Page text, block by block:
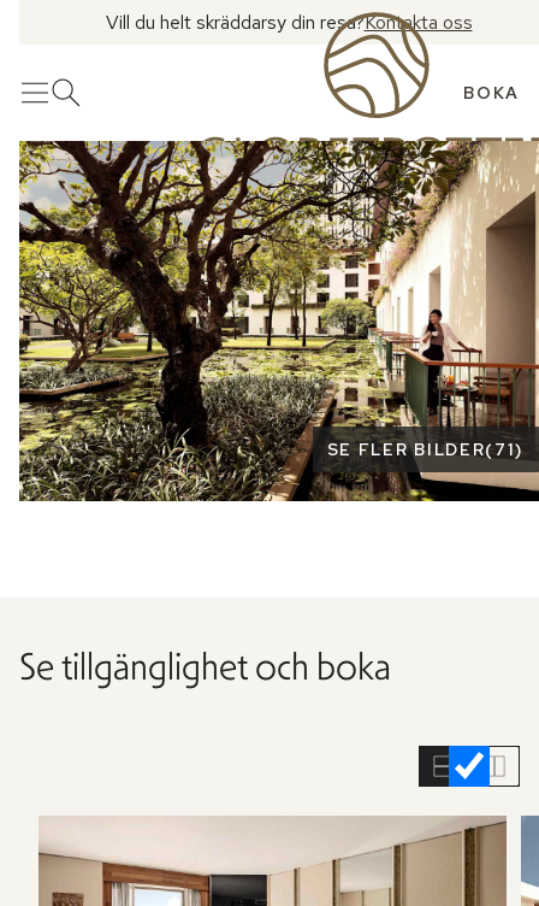
Vill du helt skräddarsy din resa?Kontakta oss
MenyÖppna sök BOKA
Se fler bilder
SE FLER BILDER(71)
Se tillgänglighet och boka